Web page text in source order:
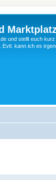
und stellt euch
kann ich es